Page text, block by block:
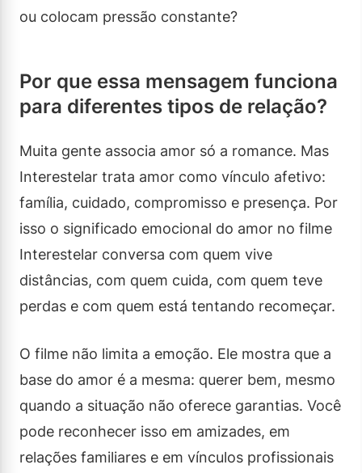
ou colocam pressão constante?
Por que essa mensagem funciona
para diferentes tipos de relação?
Muita gente associa amor só a romance. Mas
Interestelar trata amor como vínculo afetivo:
família, cuidado, compromisso e presença. Por
isso o significado emocional do amor no filme
Interestelar conversa com quem vive
distâncias, com quem cuida, com quem teve
perdas e com quem está tentando recomeçar.
O filme não limita a emoção. Ele mostra que a
base do amor é a mesma: querer bem, mesmo
quando a situação não oferece garantias. Você
pode reconhecer isso em amizades, em
relações familiares e em vínculos profissionais